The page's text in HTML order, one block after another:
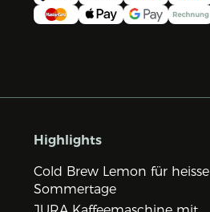
Highlights
Cold Brew Lemon für heisse
Sommertage